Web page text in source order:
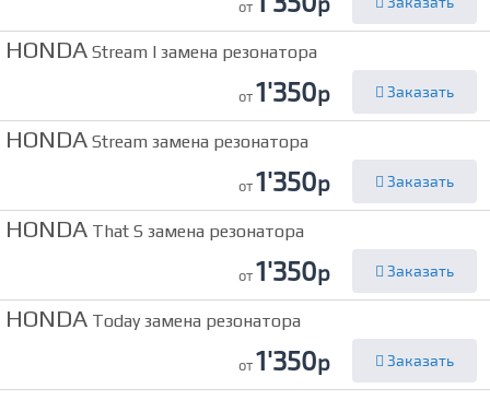
от
HONDA Stream I замена резонатора
от1'350р Заказать
HONDA Stream замена резонатора
от1'350р Заказать
HONDA That S замена резонатора
от1'350р Заказать
HONDA Today замена резонатора
от1'350р Заказать